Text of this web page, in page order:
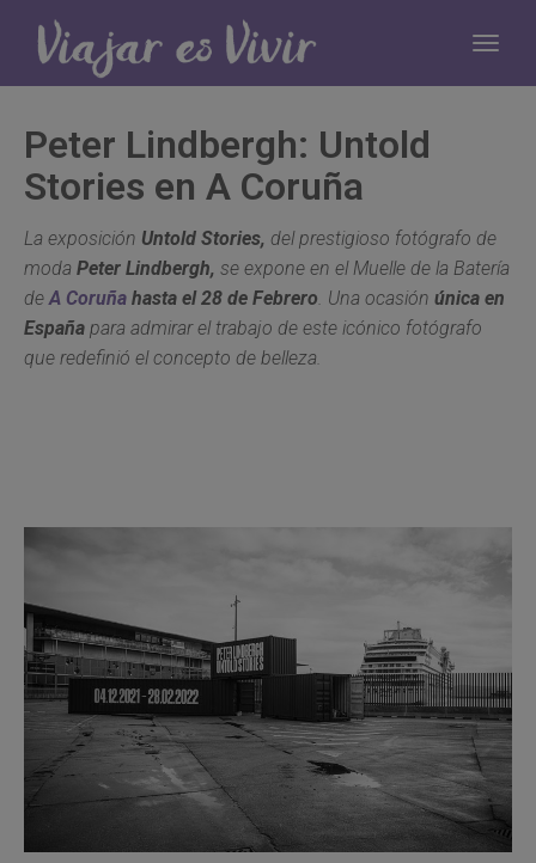
Peter Lindbergh: Untold
Stories en A Coruña
La exposición Untold Stories, del prestigioso fotógrafo de
moda Peter Lindbergh, se expone en el Muelle de la Batería
deA Coruña hasta el 28 de Febrero. Una ocasión única en
España para admirar el trabajo de este icónico fotógrafo
que redefinió el concepto de belleza.